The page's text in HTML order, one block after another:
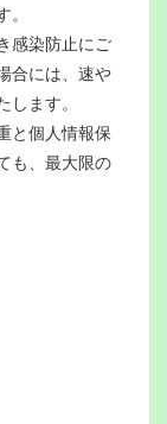
感染防止にご
合には、速や
ます。
と個人情報保
も、最大限の